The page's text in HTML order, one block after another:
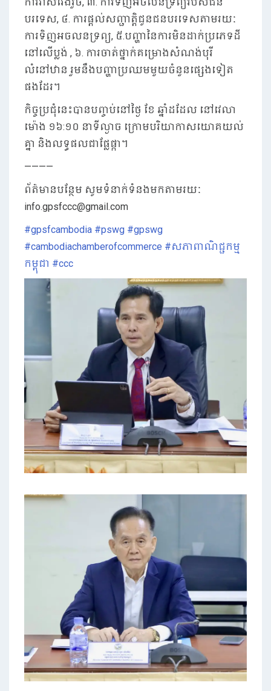
បរទេស, ៤. ការផ្តល់សញ្ជាត្តិជូនជនបរទេសតាមរយៈ
ការទិញអចលនទ្រព្យ, ៥.​បញ្ហានៃការមិនដាក់ប្រភេទដី
នៅលើប្លង់ , ៦. ការចាត់ថ្នាក់គម្រោងសំណង់បុរី
លំនៅឋាន រួមនឹងបញ្ហាប្រឈមមួយចំនួន​ផ្សេងទៀត
ផងដែរ។
កិច្ចប្រជុំនេះបានបញ្ចប់នៅថ្ងៃ ខែ ឆ្នាំដដែល នៅវេលា
ម៉ោង ១៦:១០ នាទីល្ងាច ក្រោមបរិយាកាសយោគយល់
គ្នា និងលទ្ធផលជាផ្លែផ្កា។
————
ព័ត៌មានបន្ថែម សូមទំនាក់ទំនងមកតាមរយៈ
info.gpsfccc@gmail.com
#gpsfcambodia #pswg #gpswg
#cambodiachamberofcommerce #សភាពាណិជ្ជកម្ម
កម្ពុជា #ccc